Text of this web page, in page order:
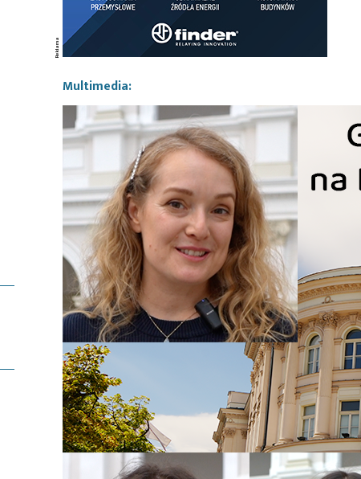
Multimedia: